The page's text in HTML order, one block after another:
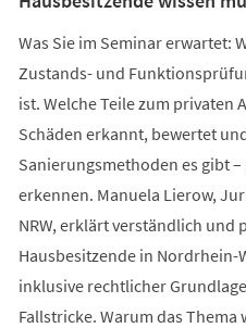
Was Sie im Seminar erwartet:
Zustands- und
ist. Welche Teile zum privaten
Schäden erkannt, bewertet
Sanierungsmethoden es gibt
erkennen. Manuela Lierow,
NRW, erklärt verständlich und
Hausbesitzende in Nordrhein-
inklusive rechtlicher
Fallstricke. Warum das Thema